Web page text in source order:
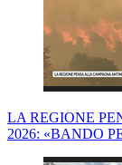
LA REGIONE
2026: «BANDO